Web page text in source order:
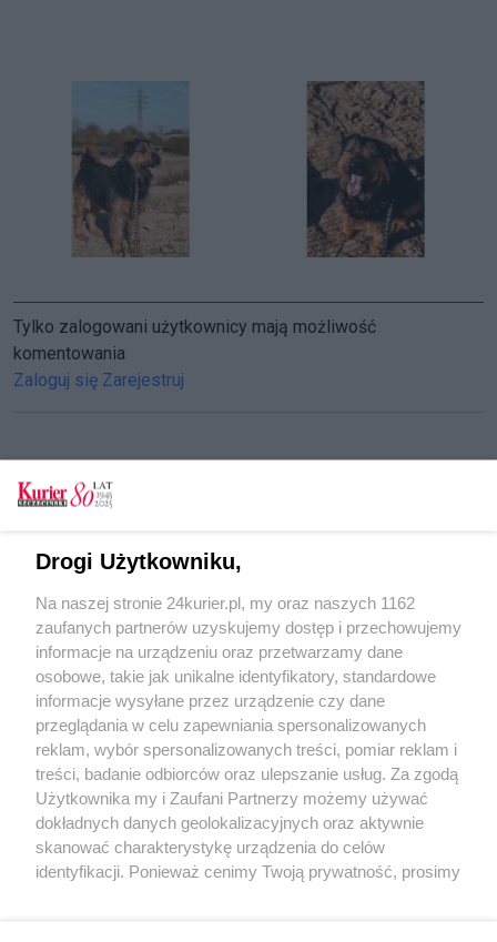
Tylko zalogowani użytkownicy mają możliwość
komentowania
Zaloguj się Zarejestruj
CZYTAJ TAKŻE
Fatalne porzucenie. Codzienność (nie tylko)
szczecińskiego schroniska dla zwierząt
Szmaragdowy Flesz
POGODA
13℃
Zobacz prognozę na 3 dni
Drogi Użytkowniku,
Na naszej stronie 24kurier.pl, my oraz naszych 1162
zaufanych partnerów uzyskujemy dostęp i przechowujemy
informacje na urządzeniu oraz przetwarzamy dane
osobowe, takie jak unikalne identyfikatory, standardowe
informacje wysyłane przez urządzenie czy dane
przeglądania w celu zapewniania spersonalizowanych
reklam, wybór spersonalizowanych treści, pomiar reklam i
treści, badanie odbiorców oraz ulepszanie usług. Za zgodą
Użytkownika my i Zaufani Partnerzy możemy używać
dokładnych danych geolokalizacyjnych oraz aktywnie
skanować charakterystykę urządzenia do celów
identyfikacji. Ponieważ cenimy Twoją prywatność, prosimy